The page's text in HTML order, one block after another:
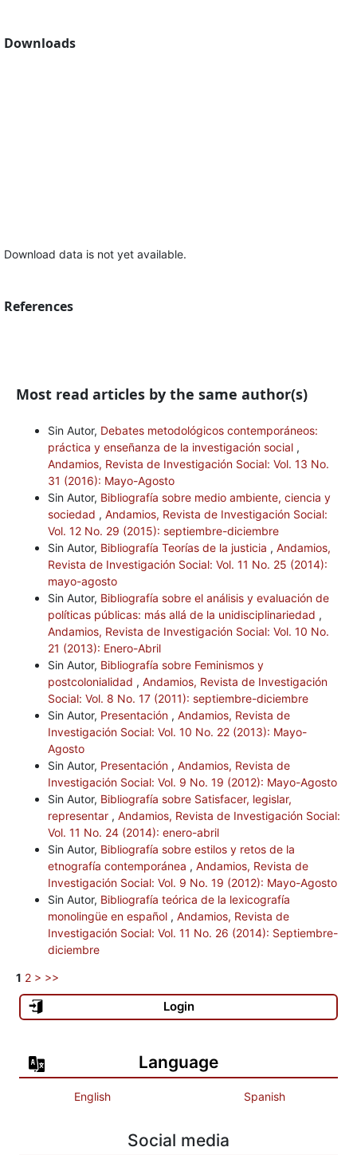
Downloads
Download data is not yet available.
References
Most read articles by the same author(s)
Sin Autor, Debates metodológicos contemporáneos:
práctica y enseñanza de la investigación social ,
Andamios, Revista de Investigación Social: Vol. 13 No.
31 (2016): Mayo-Agosto
Sin Autor, Bibliografía sobre medio ambiente, ciencia y
sociedad , Andamios, Revista de Investigación Social:
Vol. 12 No. 29 (2015): septiembre-diciembre
Sin Autor, Bibliografía Teorías de la justicia , Andamios,
Revista de Investigación Social: Vol. 11 No. 25 (2014):
mayo-agosto
Sin Autor, Bibliografía sobre el análisis y evaluación de
políticas públicas: más allá de la unidisciplinariedad ,
Andamios, Revista de Investigación Social: Vol. 10 No.
21 (2013): Enero-Abril
Sin Autor, Bibliografía sobre Feminismos y
postcolonialidad , Andamios, Revista de Investigación
Social: Vol. 8 No. 17 (2011): septiembre-diciembre
Sin Autor, Presentación , Andamios, Revista de
Investigación Social: Vol. 10 No. 22 (2013): Mayo-
Agosto
Sin Autor, Presentación , Andamios, Revista de
Investigación Social: Vol. 9 No. 19 (2012): Mayo-Agosto
Sin Autor, Bibliografía sobre Satisfacer, legislar,
representar , Andamios, Revista de Investigación Social:
Vol. 11 No. 24 (2014): enero-abril
Sin Autor, Bibliografía sobre estilos y retos de la
etnografía contemporánea , Andamios, Revista de
Investigación Social: Vol. 9 No. 19 (2012): Mayo-Agosto
Sin Autor, Bibliografía teórica de la lexicografía
monolingüe en español , Andamios, Revista de
Investigación Social: Vol. 11 No. 26 (2014): Septiembre-
diciembre
1 2 > >>
Login
Language
English Spanish
Social media